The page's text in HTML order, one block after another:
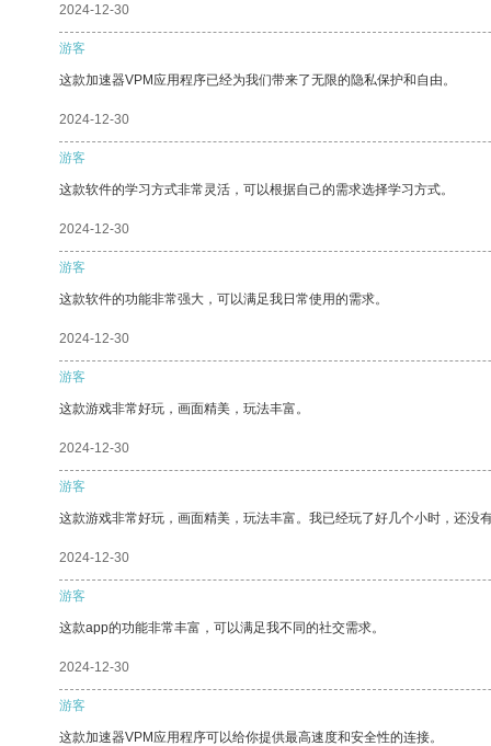
2024-12-30
游客
这款加速器VPM应用程序已经为我们带来了无限的隐私保护和自由。
2024-12-30
游客
这款软件的学习方式非常灵活，可以根据自己的需求选择学习方式。
2024-12-30
游客
这款软件的功能非常强大，可以满足我日常使用的需求。
2024-12-30
游客
这款游戏非常好玩，画面精美，玩法丰富。
2024-12-30
游客
这款游戏非常好玩，画面精美，玩法丰富。我已经玩了好几个小时，还没有
2024-12-30
游客
这款app的功能非常丰富，可以满足我不同的社交需求。
2024-12-30
游客
这款加速器VPM应用程序可以给你提供最高速度和安全性的连接。